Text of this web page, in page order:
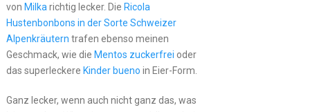
von Milka richtig lecker. Die Ricola
Hustenbonbons in der Sorte Schweizer
Alpenkräutern trafen ebenso meinen
Geschmack, wie die Mentos zuckerfrei oder
das superleckere Kinder bueno in Eier-Form.
Ganz lecker, wenn auch nicht ganz das, was